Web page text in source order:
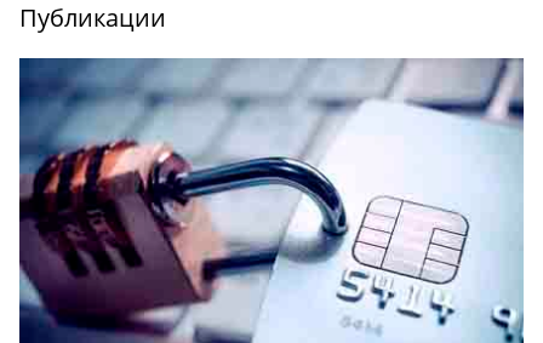
Публикации